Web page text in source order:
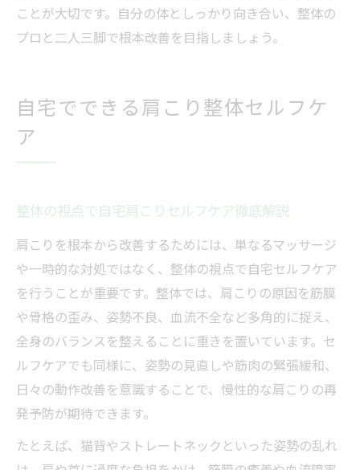
ことが大切です。自分の体としっかり向き合い、整体の
プロと二人三脚で根本改善を目指しましょう。
自宅でできる肩こり整体セルフケ
ア
整体の視点で自宅肩こりセルフケア徹底解説
肩こりを根本から改善するためには、単なるマッサージ
や一時的な対処ではなく、整体の視点で自宅セルフケア
を行うことが重要です。整体では、肩こりの原因を筋膜
や骨格の歪み、姿勢不良、血流不全など多角的に捉え、
全身のバランスを整えることに重きを置いています。セ
ルフケアでも同様に、姿勢の見直しや筋肉の緊張緩和、
日々の動作改善を意識することで、慢性的な肩こりの再
発予防が期待できます。
たとえば、猫背やストレートネックといった姿勢の乱れ